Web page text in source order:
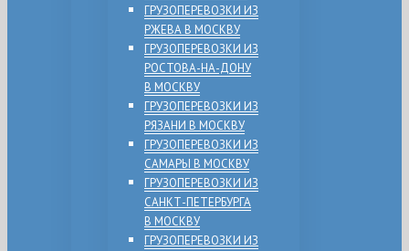
ГРУЗОПЕРЕВОЗКИ ИЗ
РЖЕВА В МОСКВУ
ГРУЗОПЕРЕВОЗКИ ИЗ
РОСТОВА-НА-ДОНУ
В МОСКВУ
ГРУЗОПЕРЕВОЗКИ ИЗ
РЯЗАНИ В МОСКВУ
ГРУЗОПЕРЕВОЗКИ ИЗ
САМАРЫ В МОСКВУ
ГРУЗОПЕРЕВОЗКИ ИЗ
САНКТ-ПЕТЕРБУРГА
В МОСКВУ
ГРУЗОПЕРЕВОЗКИ ИЗ